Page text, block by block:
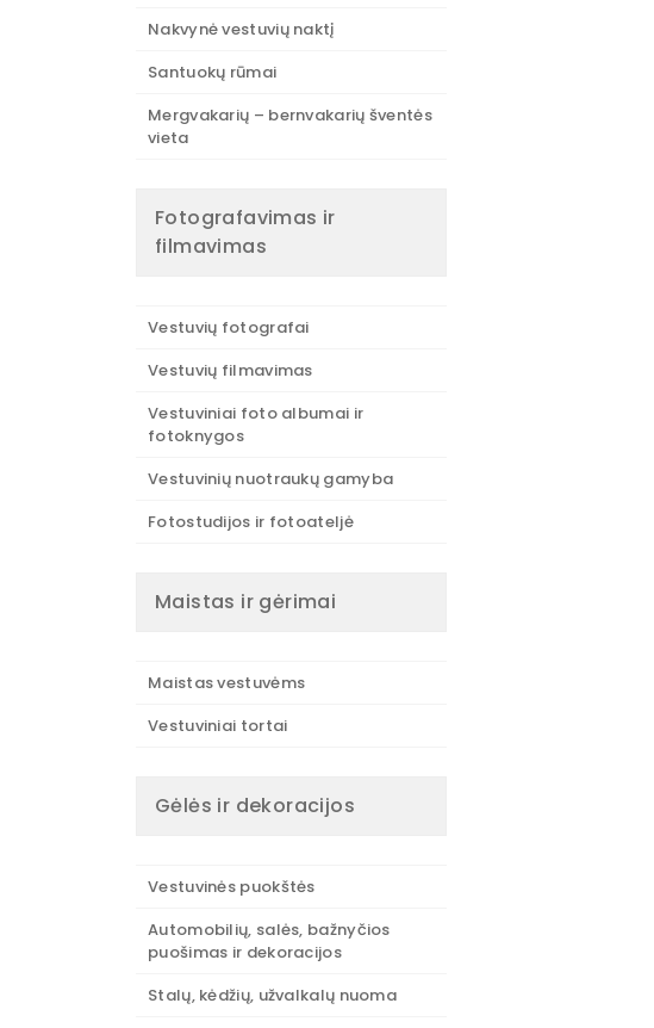
Nakvynė vestuvių naktį
Santuokų rūmai
Mergvakarių – bernvakarių šventės
vieta
Fotografavimas ir
filmavimas
Vestuvių fotografai
Vestuvių filmavimas
Vestuviniai foto albumai ir
fotoknygos
Vestuvinių nuotraukų gamyba
Fotostudijos ir fotoateljė
Maistas ir gėrimai
Maistas vestuvėms
Vestuviniai tortai
Gėlės ir dekoracijos
Vestuvinės puokštės
Automobilių, salės, bažnyčios
puošimas ir dekoracijos
Stalų, kėdžių, užvalkalų nuoma